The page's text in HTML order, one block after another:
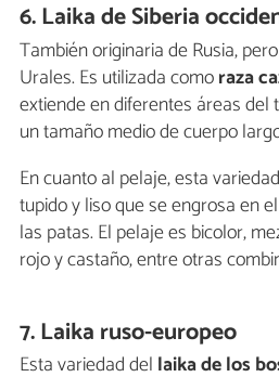
6. Laika de Siberia
También originaria de Rusia,
Urales. Es utilizada comoraza
extiende en diferentes áreas del
un tamaño medio de cuerpo
En cuanto al pelaje, esta
tupido y liso que se engrosa en
las patas. El pelaje es bicolor,
rojo y castaño, entre otras
7. Laika ruso-europeo
Esta variedad del laika de los